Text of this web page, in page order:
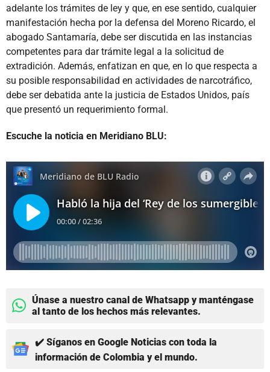
adelante los trámites de ley y que, en ese sentido, cualquier
manifestación hecha por la defensa del Moreno Ricardo, el
abogado Santamaría, debe ser discutida en las instancias
competentes para dar trámite legal a la solicitud de
extradición. Además, enfatizan en que, en lo que respecta a
su posible responsabilidad en actividades de narcotráfico,
debe ser debatida ante la justicia de Estados Unidos, país
que presentó un requerimiento formal.
Escuche la noticia en Meridiano BLU:
Únase a nuestro canal de Whatsapp y manténgase
al tanto de los hechos más relevantes.
✔️ Síganos en Google Noticias con toda la
información de Colombia y el mundo.